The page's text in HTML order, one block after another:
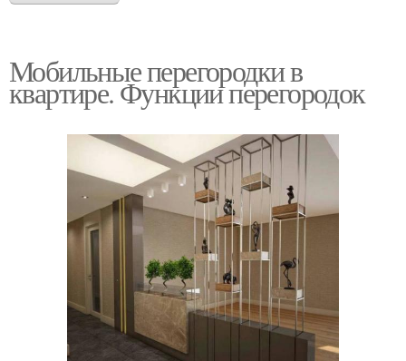
Мобильные перегородки в
квартире. Функции перегородок